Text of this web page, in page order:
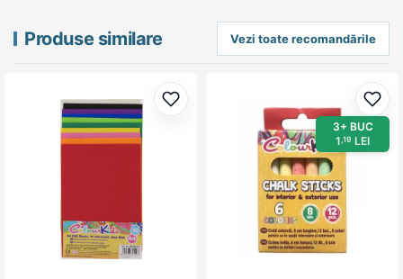
Produse similare Vezi toate recomandările
Adaugă la favorite
3+ BUC
1,19 LEI